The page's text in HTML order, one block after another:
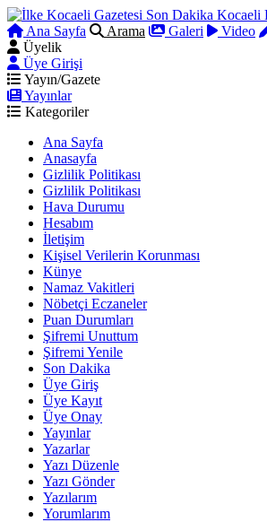
Ana Sayfa Arama Galeri Video
Üyelik
Üye Girişi
Yayın/Gazete
Yayınlar
Kategoriler
Ana Sayfa
Anasayfa
Gizlilik Politikası
Gizlilik Politikası
Hava Durumu
Hesabım
İletişim
Kişisel Verilerin Korunması
Künye
Namaz Vakitleri
Nöbetçi Eczaneler
Puan Durumları
Şifremi Unuttum
Şifremi Yenile
Son Dakika
Üye Giriş
Üye Kayıt
Üye Onay
Yayınlar
Yazarlar
Yazı Düzenle
Yazı Gönder
Yazılarım
Yorumlarım